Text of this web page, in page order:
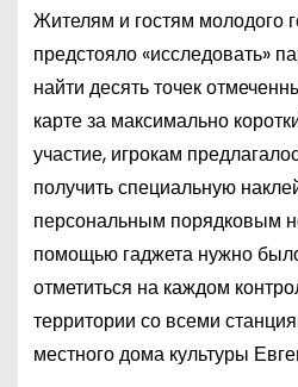
Жителям и гостям молодого
предстояло «исследовать»
найти десять точек
карте за максимально
участие, игрокам
получить специальную
персональным порядковым
помощью гаджета нужно
отметиться на каждом
территории со всеми
местного дома культуры